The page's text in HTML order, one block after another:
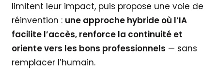
limitent leur impact, puis propose une voie de
réinvention : une approche hybride où l’IA
facilite l’accès, renforce la continuité et
oriente vers les bons professionnels — sans
remplacer l’humain.